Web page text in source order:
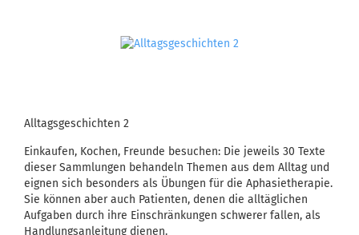
Alltagsgeschichten 2
Einkaufen, Kochen, Freunde besuchen: Die jeweils 30 Texte
dieser Sammlungen behandeln Themen aus dem Alltag und
eignen sich besonders als Übungen für die Aphasietherapie.
Sie können aber auch Patienten, denen die alltäglichen
Aufgaben durch ihre Einschränkungen schwerer fallen, als
Handlungsanleitung dienen.